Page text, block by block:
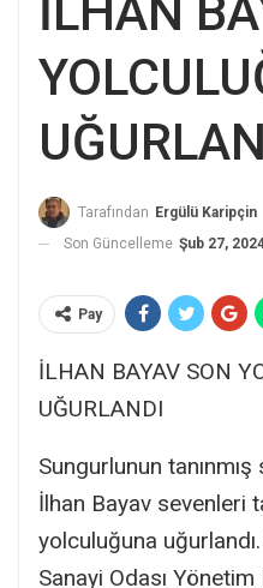
İLHAN
Tarafından Ergülü Karipçin
Son Güncelleme Şub 27,
Pay
İLHAN BAYAV SON
UĞURLANDI
Sungurlunun
İlhan Bayav sevenleri
yolculuğuna
Sanayi Odası